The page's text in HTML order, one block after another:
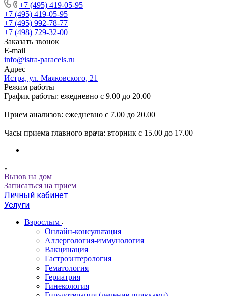
+7 (495) 419-05-95
+7 (495) 419-05-95
+7 (495) 992-78-77
+7 (498) 729-32-00
Заказать звонок
E-mail
info@istra-paracels.ru
Адрес
Истра, ул. Маяковского, 21
Режим работы
График работы: ежедневно с 9.00 до 20.00
Прием анализов: ежедневно с 7.00 до 20.00
Часы приема главного врача: вторник с 15.00 до 17.00
Вызов на дом
Записаться на прием
Личный кабинет
Услуги
Взрослым
Онлайн-консультация
Аллергология-иммунология
Вакцинация
Гастроэнтерология
Гематология
Гериатрия
Гинекология